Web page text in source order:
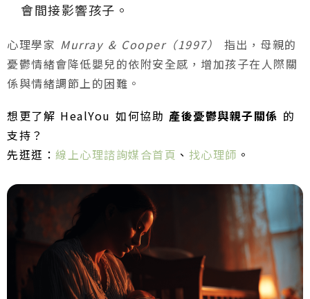
會間接影響孩子。
心理學家 Murray & Cooper（1997）
指出，母親的
憂鬱情緒會降低嬰兒的依附安全感，增加孩子在人際關
係與情緒調節上的困難。
想更了解 HealYou 如何協助 產後憂鬱與親子關係 的
支持？
先逛逛： 線上心理諮詢媒合首頁 、 找心理師 。